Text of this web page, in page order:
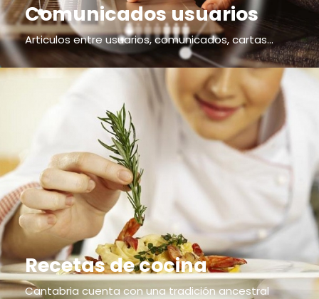
Comunicados usuarios
Articulos entre usuarios, comunicados, cartas...
Recetas de cocina
Cantabria cuenta con una tradición ancestral